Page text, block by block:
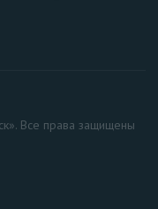
Все права защищены